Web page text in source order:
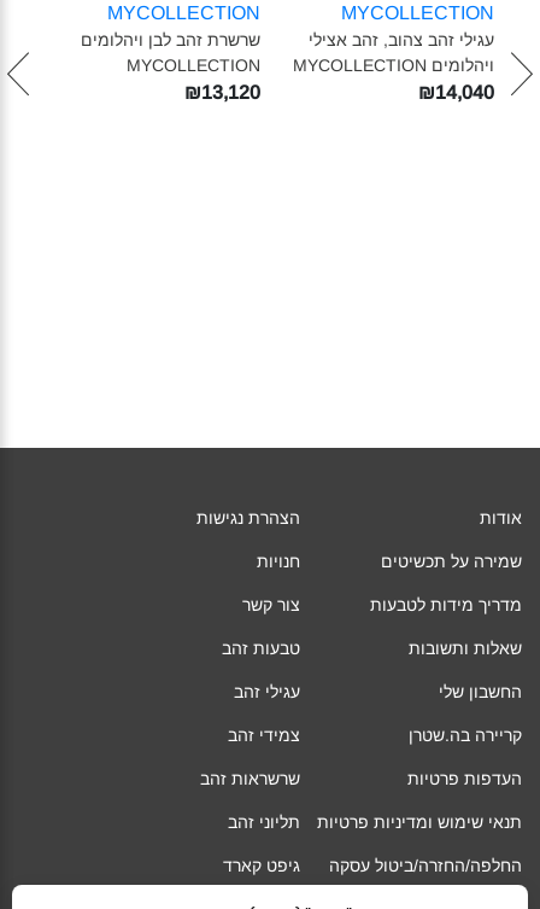
עגילי זהב צהוב, זהב אצילי
ויהלומים MYCOLLECTION‎
₪14,040
שרשרת זהב לבן ויהלומים
MYCOLLECTION‎
₪13,120
אודות
שמירה על תכשיטים
מדריך מידות לטבעות
שאלות ותשובות
החשבון שלי
קריירה בה.שטרן
העדפות פרטיות
תנאי שימוש ומדיניות פרטיות
החלפה/החזרה/ביטול עסקה
הצהרת נגישות
חנויות
צור קשר
טבעות זהב
עגילי זהב
צמידי זהב
שרשראות זהב
תליוני זהב
גיפט קארד